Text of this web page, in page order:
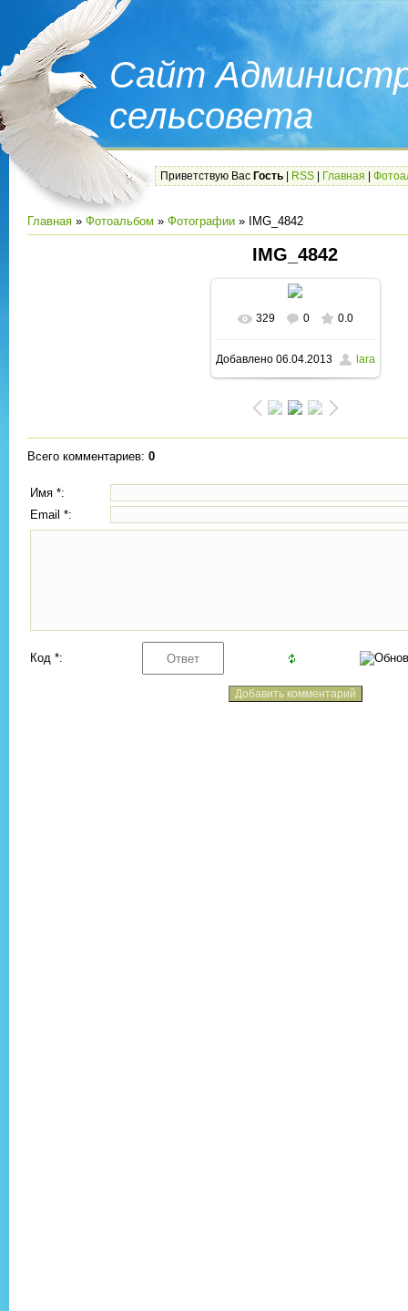
Сайт
сельсовета
Приветствую Вас Гость RSS Главная
Главная » Фотоальбом » Фотографии » IMG_4842
IMG_4842
В реальном размере
1600x1066 / 202.6Kb
329 0 0.0
Добавлено06.04.2013 lara
Всего комментариев: 0
Имя *:
Email *:
Код *: